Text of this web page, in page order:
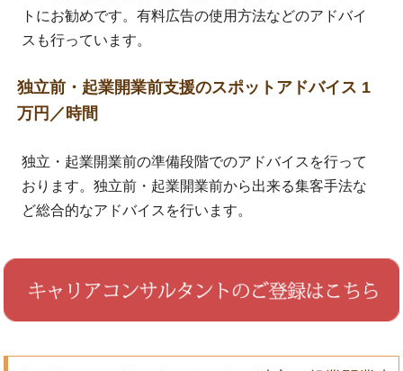
トにお勧めです。有料広告の使用方法などのアドバイ
スも行っています。
独立前・起業開業前支援のスポットアドバイス 1
万円／時間
独立・起業開業前の準備段階でのアドバイスを行って
おります。独立前・起業開業前から出来る集客手法な
ど総合的なアドバイスを行います。